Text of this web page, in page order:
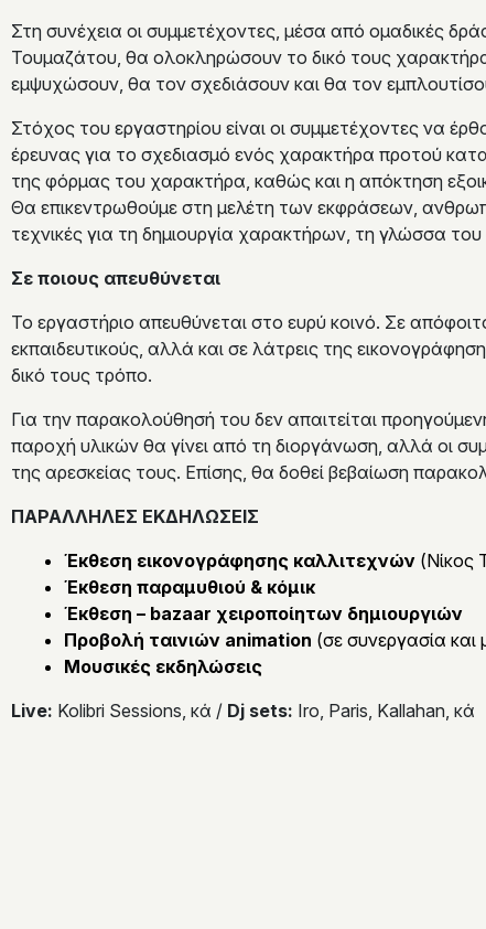
Στη συνέχεια οι συμμετέχοντες, μέσα από ομαδικές
Τουμαζάτου, θα ολοκληρώσουν το δικό τους
εμψυχώσουν, θα τον σχεδιάσουν και θα τον
Στόχος του εργαστηρίου είναι οι συμμετέχοντες να
έρευνας για το σχεδιασμό ενός χαρακτήρα προτού
της φόρμας του χαρακτήρα, καθώς και η απόκτηση
Θα επικεντρωθούμε στη μελέτη των εκφράσεων,
τεχνικές για τη δημιουργία χαρακτήρων, τη γλώσσα
Σε ποιους απευθύνεται
Το εργαστήριο απευθύνεται στο ευρύ κοινό. Σε
εκπαιδευτικούς, αλλά και σε λάτρεις της
δικό τους τρόπο.
Για την παρακολούθησή του δεν απαιτείται
παροχή υλικών θα γίνει από τη διοργάνωση, αλλά οι
της αρεσκείας τους. Επίσης, θα δοθεί βεβαίωση
ΠΑΡΑΛΛΗΛΕΣ ΕΚΔΗΛΩΣΕΙΣ
Έκθεση εικονογράφησης καλλιτεχνών (Νίκος
Έκθεση παραμυθιού & κόμικ
Έκθεση – bazaar χειροποίητων δημιουργιών
Προβολή ταινιών animation (σε συνεργασία και
Μουσικές εκδηλώσεις
Live: Kolibri Sessions, κά / Dj sets: Iro, Paris, Kallahan, κά